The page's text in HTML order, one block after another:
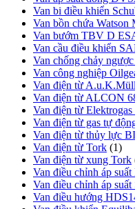
Van bi điều khiển
Van bồn chứa Watson
Van bướm TBV D
Van cầu điều khiển
Van chống chảy
Van công nghiệp
Van điện từ
Van điện từ ALCON
Van điện từ
Van điện từ gas tự
Van điện từ thủy lực
Van điện từ Tork (1)
Van điện từ xung Tork
Van điều chỉnh áp
Van điều chỉnh áp suất
Van điều hướng